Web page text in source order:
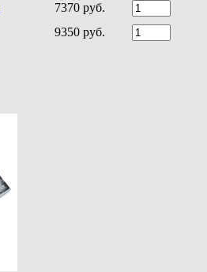
7370 руб.
9350 руб.